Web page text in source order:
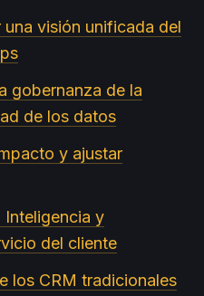
visión unificada del
gobernanza de la
de los datos
y ajustar
Inteligencia y
del cliente
los CRM tradicionales